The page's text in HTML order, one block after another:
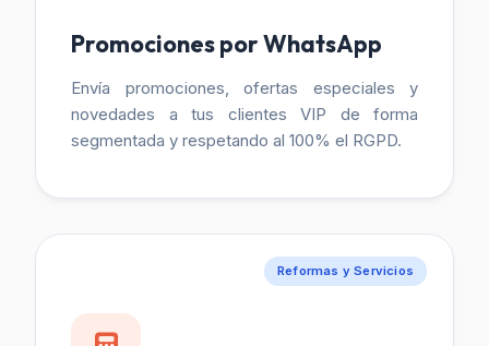
Promociones por WhatsApp
Envía promociones, ofertas especiales y
novedades a tus clientes VIP de forma
segmentada y respetando al 100% el RGPD.
Reformas y Servicios